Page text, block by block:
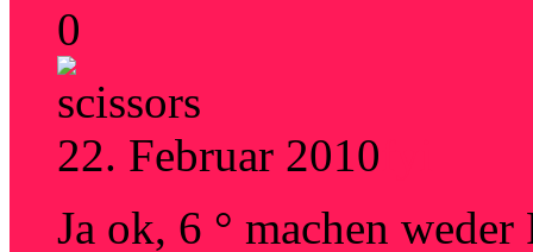
0
22. Februar 2010
Ja ok, 6 ° machen